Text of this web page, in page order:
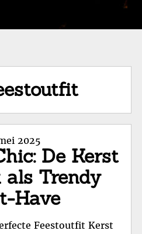
2025
De Kerst
Trendy
Have
Feestoutfit Kerst